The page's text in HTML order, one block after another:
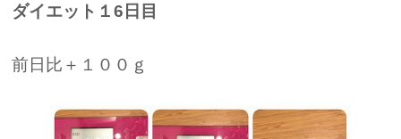
ダイエット１6日目
前日比＋１００ｇ